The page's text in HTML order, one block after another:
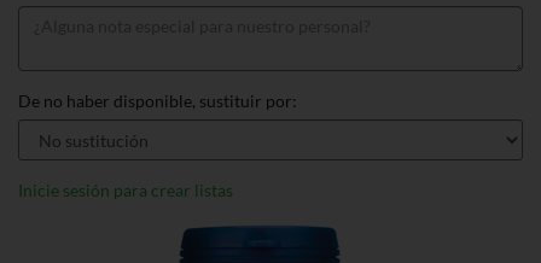
De no haber disponible, sustituir por:
Inicie sesión para crear listas